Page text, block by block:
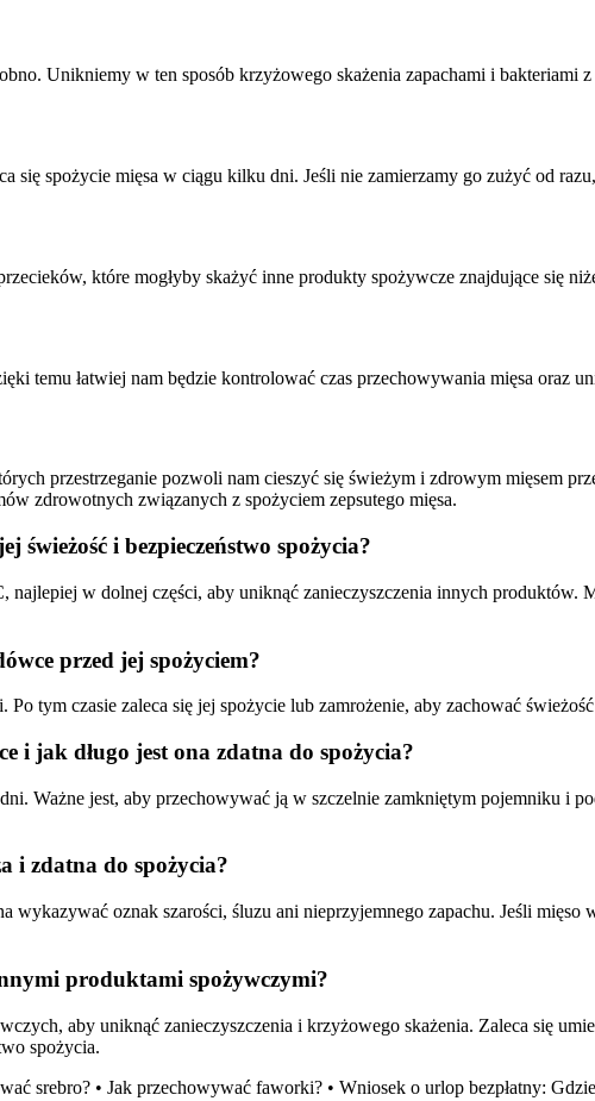
Unikniemy w ten sposób krzyżowego skażenia zapachami i bakteriami
się spożycie mięsa w ciągu kilku dni. Jeśli nie zamierzamy go zużyć od
które mogłyby skażyć inne produkty spożywcze znajdujące się
temu łatwiej nam będzie kontrolować czas przechowywania mięsa oraz
przestrzeganie pozwoli nam cieszyć się świeżym i zdrowym mięsem
zdrowotnych związanych z spożyciem zepsutego mięsa.
świeżość i bezpieczeństwo spożycia?
w dolnej części, aby uniknąć zanieczyszczenia innych produktów.
przed jej spożyciem?
tym czasie zaleca się jej spożycie lub zamrożenie, aby zachować
i jak długo jest ona zdatna do spożycia?
Ważne jest, aby przechowywać ją w szczelnie zamkniętym pojemniku i
i zdatna do spożycia?
oznak szarości, śluzu ani nieprzyjemnego zapachu. Jeśli
produktami spożywczymi?
aby uniknąć zanieczyszczenia i krzyżowego skażenia. Zaleca się
spożycia.
srebro? • Jak przechowywać faworki? • Wniosek o urlop bezpłatny: